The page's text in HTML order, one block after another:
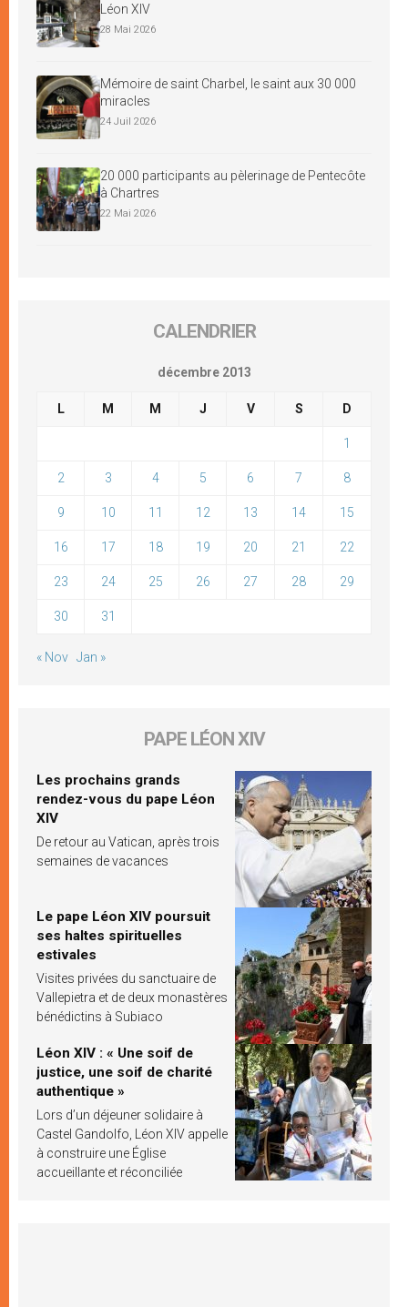
Léon XIV
28 Mai 2026
Mémoire de saint Charbel, le saint aux 30 000
miracles
24 Juil 2026
20 000 participants au pèlerinage de Pentecôte
à Chartres
22 Mai 2026
CALENDRIER
décembre 2013
L M M J V S D
1
2 3 4 5 6 7 8
9 10 11 12 13 14 15
16 17 18 19 20 21 22
23 24 25 26 27 28 29
30 31
« Nov Jan »
PAPE LÉON XIV
Les prochains grands
rendez-vous du pape Léon
XIV
De retour au Vatican, après trois
semaines de vacances
Le pape Léon XIV poursuit
ses haltes spirituelles
estivales
Visites privées du sanctuaire de
Vallepietra et de deux monastères
bénédictins à Subiaco
Léon XIV : « Une soif de
justice, une soif de charité
authentique »
Lors d’un déjeuner solidaire à
Castel Gandolfo, Léon XIV appelle
à construire une Église
accueillante et réconciliée